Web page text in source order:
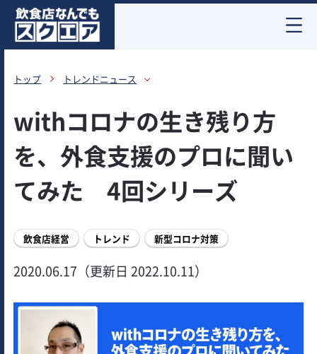
トップ トレンドニュース
withコロナの生き残り方
を、外食支援のプロに聞い
てみた 4回シリーズ
飲食店経営 トレンド 新型コロナ対策
2020.06.17（更新日 2022.10.11）